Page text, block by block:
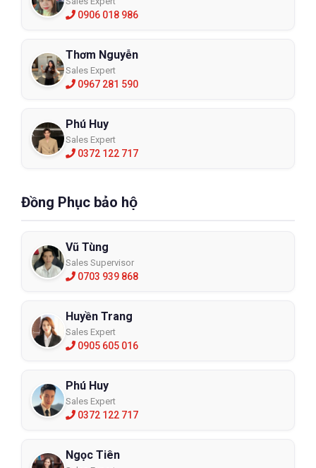
0906 018 986
Thơm Nguyễn
Sales Expert
0967 281 590
Phú Huy
Sales Expert
0372 122 717
Đồng Phục bảo hộ
Vũ Tùng
Sales Supervisor
0703 939 868
Huyền Trang
Sales Expert
0905 605 016
Phú Huy
Sales Expert
0372 122 717
Ngọc Tiên